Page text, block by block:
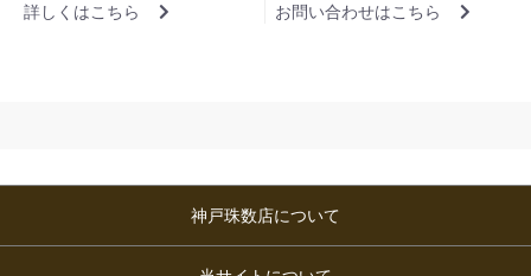
詳しくはこちら お問い合わせはこちら
神戸珠数店について